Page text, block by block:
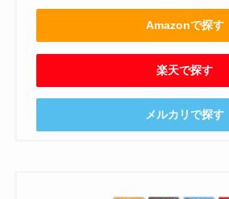
Amazonで探す
楽天で探す
メルカリで探す